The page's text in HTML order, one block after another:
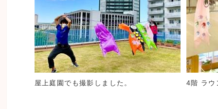
屋上庭園でも撮影しました。 4階 ラウ